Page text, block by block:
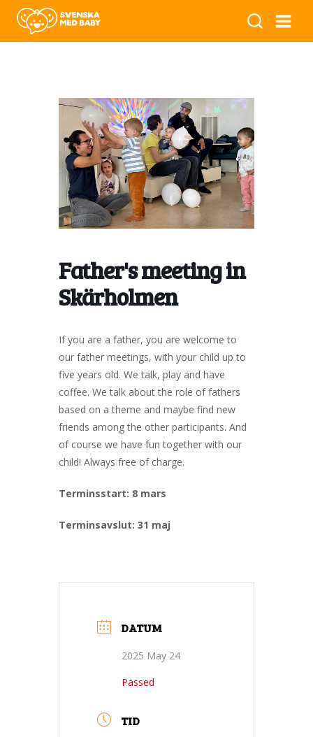
Father's meeting in
Skärholmen
If you are a father, you are welcome to
our father meetings, with your child up to
five years old. We talk, play and have
coffee. We talk about the role of fathers
based on a theme and maybe find new
friends among the other participants. And
of course we have fun together with our
child! Always free of charge.
Terminsstart: 8 mars
Terminsavslut: 31 maj
DATUM
2025 May 24
Passed
TID